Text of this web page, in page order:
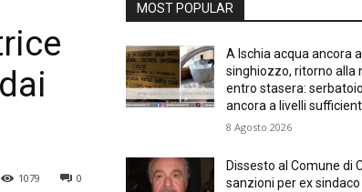
0
1079
MOST POPULAR
A Ischia acqua ancora a
singhiozzo, ritorno alla
entro stasera:
ancora a livelli
8 Agosto 2026
Dissesto al Comune di
sanzioni per ex